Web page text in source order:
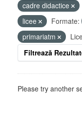
cadre didactice
licee
Formate:
primariatm
Filtrează
Please try another